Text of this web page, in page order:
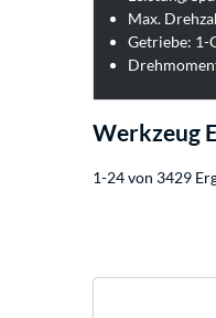
Max.
Getriebe: 1-
Werkzeug
1-24 von 3429